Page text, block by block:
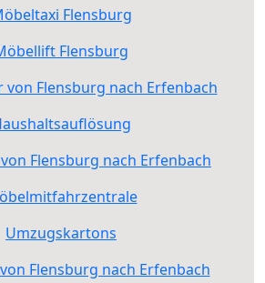
Flensburg
Flensburg
von Flensburg nach Erfenbach
Flensburg nach Erfenbach
Umzugskartons
Flensburg nach Erfenbach